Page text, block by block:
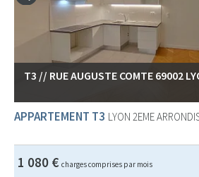
T3 // RUE AUGUSTE COMTE 69002
APPARTEMENT T3 LYON 2EME
1 080 € charges comprises par mois